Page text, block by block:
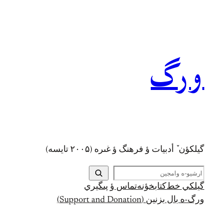
ورگ
گيلکؤن ٚ أدبیات ؤ فرهنگ ؤ غىره (۲۰۰۵ تايسه)
ج
س
ت
ج
گيلکي خط کتابخؤنهتماس ؤ پىگيري
ورگ-ه بال بزنين (Support and Donation)